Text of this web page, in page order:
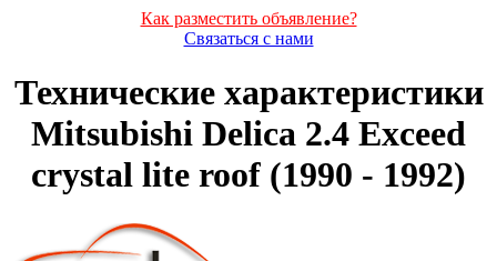
Как разместить объявление?
Связаться с нами
Технические характеристики
Mitsubishi Delica 2.4 Exceed
crystal lite roof (1990 - 1992)